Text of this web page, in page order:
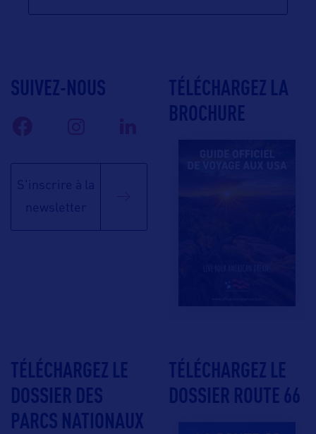
SUIVEZ-NOUS
S'inscrire à la
newsletter
TÉLÉCHARGEZ LA
BROCHURE
TÉLÉCHARGEZ LE
DOSSIER DES
PARCS NATIONAUX
TÉLÉCHARGEZ LE
DOSSIER ROUTE 66